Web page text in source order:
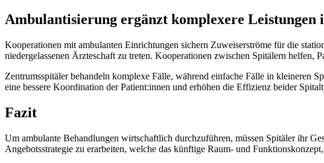
Ambulantisierung ergänzt komplexere
Kooperationen mit ambulanten Einrichtungen sichern Zuweiserströme für die
niedergelassenen Ärzteschaft zu treten. Kooperationen zwischen Spitälern helfen,
Zentrumsspitäler behandeln komplexe Fälle, während einfache Fälle in kleineren
eine bessere Koordination der Patient:innen und erhöhen die Effizienz beider
Fazit
Um ambulante Behandlungen wirtschaftlich durchzuführen, müssen Spitäler ihr
Angebotsstrategie zu erarbeiten, welche das künftige Raum- und